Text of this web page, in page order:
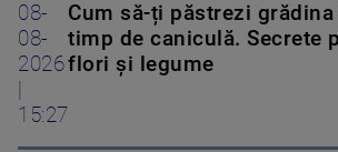
08-
08-
2026
15:27
Cum să-ți păstrezi
timp de caniculă. Secrete
flori și legume